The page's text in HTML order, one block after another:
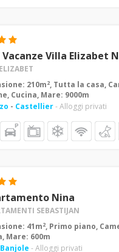
Vacanze Villa Elizabet
210m2, Tutta la casa,
Cucina, Mare: 9000m
- Castellier- Alloggi privati
Nina
SEBASTIJAN
41m2, Primo piano,
Mare: 600m
Banjole - Alloggi privati